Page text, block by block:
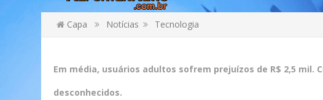
Capa Notícias Tecnologia
Em média, usuários adultos sofrem prejuízos de R$ 2,5 mil.
desconhecidos.